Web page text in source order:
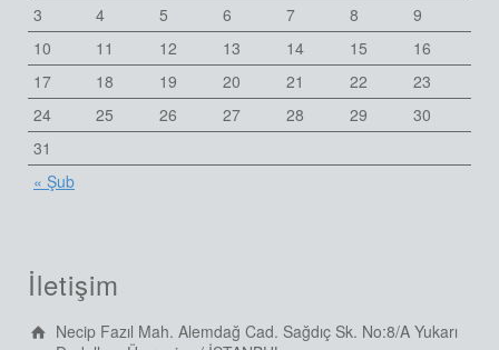
« Şub
3
4 5 6 7 8
9
10
11 12 13 14 15
16
17
18 19 20 21 22
23
24
25 26 27 28 29
30
31
İletişim
Necip Fazıl Mah. Alemdağ Cad. Sağdıç Sk. No:8/A Yukarı